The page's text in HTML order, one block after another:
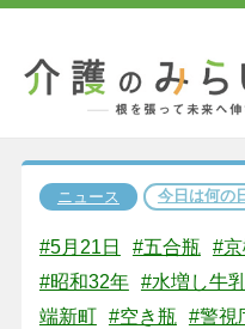
ニュース 今日は何の
#5月21日 #五合瓶 #
#昭和32年 #水増し牛
端新町 #空き瓶 #警視